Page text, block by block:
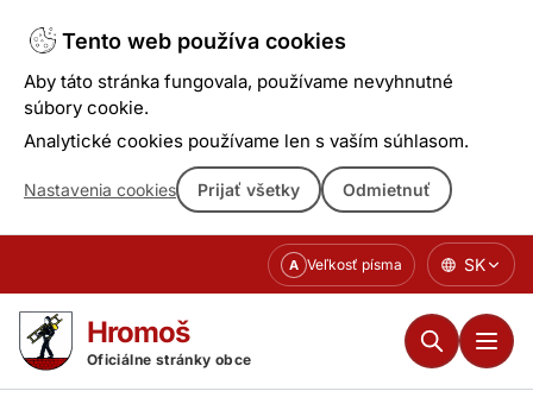
Tento web používa cookies
Aby táto stránka fungovala, používame nevyhnutné
súbory cookie.
Analytické cookies používame len s vaším súhlasom.
Nastavenia cookies Prijať všetky Odmietnuť
obsahu
A Veľkosť písma SK
Hromoš
Oficiálne stránky obce